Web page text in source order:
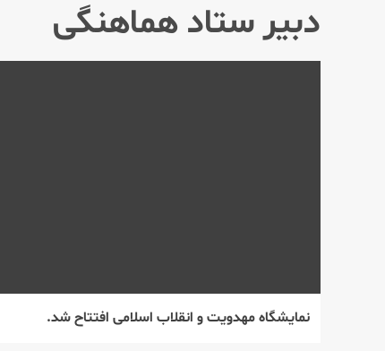
دبیر ستاد هماهنگی
نمایشگاه مهدویت و انقلاب اسلامی افتتاح شد.